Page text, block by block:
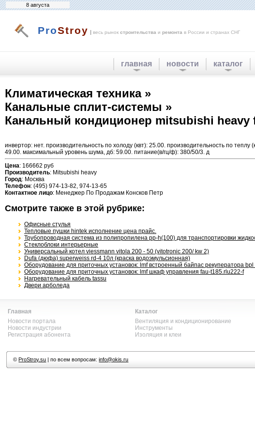
8 августа
ProStroy | весь рынок строительства и ремонта в России и странах СНГ
главная новости каталог
Климатическая техника »
Канальные сплит-системы »
Канальный кондиционер mitsubishi heavy
инвертор: нет. производительность по холоду (квт): 25.00. производительность по
49.00. максимальный уровень шума, дб: 59.00. питание(в/гц/ф): 380/50/3. д
Цена: 166662 руб
Производитель: Mitsubishi heavy
Город: Москва
Телефон: (495) 974-13-82, 974-13-65
Контактное лицо: Менеджер По Продажам Консков Петр
Смотрите также в этой рубрике:
Офисные стулья
Тепловые пушки hintek исполнение цена прайс.
Трубопроводная система из полипропилена pp-h(100) для транспортировки
Стеклоблоки интерьерные
Универсальный котел viessmann vitola 200 - 50 (vitotronic 200/ kw 2)
Dufa (дюфа) superweiss rd-4 10л (краска водоэмульсионная)
Оборудование для приточных установок: lmf встроенный байпас рекуператора
Оборудование для приточных установок: lmf шкаф управления fau-t185.rlu222-f
Нагревательный кабель tassu
Двери арболеда
Главная
Новости портала
Новости индустрии
Регистрация абонента
Каталог
Вентиляция и кондиционирование
Инструменты
Изоляция и клеи
©ProStroy.su | по всем вопросам:info@okis.ru